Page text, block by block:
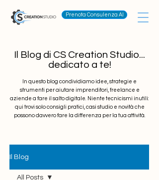
Prenota Consulenza AI
Il Blog di CS Creation Studio...
dedicato a te!
In questo blog condividiamo idee, strategie e
strumenti per aiutare imprenditori, freelance e
aziende a fare il salto digitale. Niente tecnicismi inutili:
qui trovi solo consigli pratici, casi studio e novità che
possono davvero fare la differenza per la tua attività.
Il Blog
All Posts